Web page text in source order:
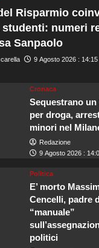
Risparmio
studenti: numeri
Sanpaolo
9 Agosto 2026 : 14:15
Cronaca
Sequestrano un
per droga,
minori nel
Redazione
9 Agosto 2026 :
Politica
E’ morto
Cencelli, padre
“manuale”
politici